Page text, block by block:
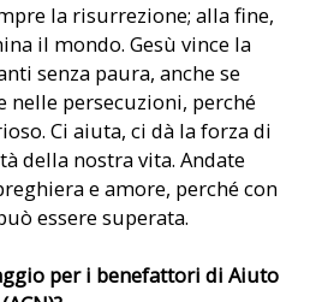
la risurrezione; alla fine,
il mondo. Gesù vince la
senza paura, anche se
nelle persecuzioni, perché
Ci aiuta, ci dà la forza di
della nostra vita. Andate
e amore, perché con
essere superata.
per i benefattori di Aiuto